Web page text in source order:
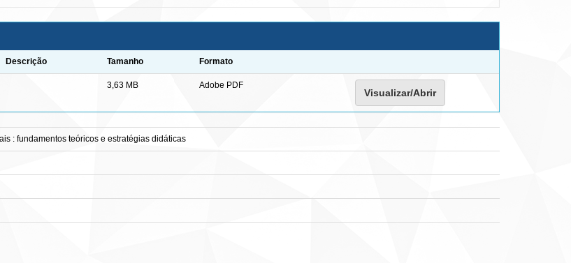
Descrição Tamanho Formato
3,63 MB Adobe PDF
Visualizar/Abrir
: fundamentos teóricos e estratégias didáticas